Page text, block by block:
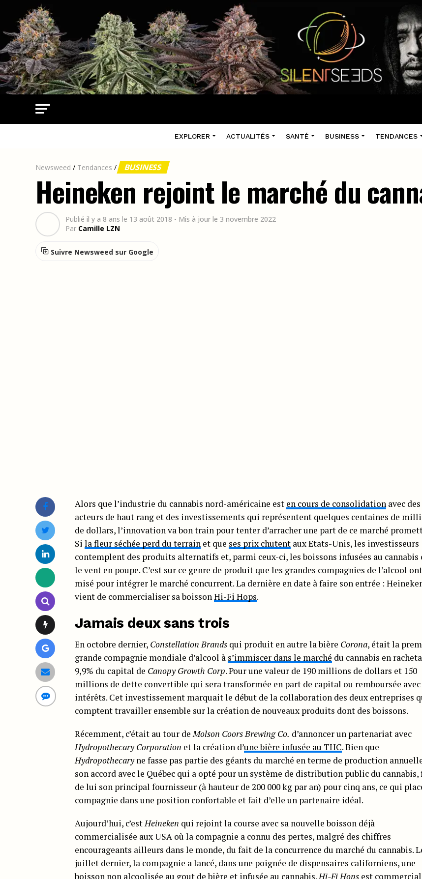
EXPLORER ACTUALITÉS SANTÉ BUSINESS TENDANCES
Newsweed / Tendances / BUSINESS
Heineken rejoint le marché du
Publié il y a 8 ans le 13 août 2018 - Mis à jour le 3 novembre 2022
Par Camille LZN
Suivre Newsweed sur Google
Alors que l’industrie du cannabis nord-américaine est en cours de consolidation avec des
acteurs de haut rang et des investissements qui représentent quelques centaines de
de dollars, l’innovation va bon train pour tenter d’arracher une part de ce marché
Si la fleur séchée perd du terrain et que ses prix chutent aux Etats-Unis, les investisseurs
contemplent des produits alternatifs et, parmi ceux-ci, les boissons infusées au cannabis
le vent en poupe. C’est sur ce genre de produit que les grandes compagnies de l’alcool ont
misé pour intégrer le marché concurrent. La dernière en date à faire son entrée :
vient de commercialiser sa boissonHi-Fi Hops.
Jamais deux sans trois
En octobre dernier, Constellation Brands qui produit en autre la bière Corona, était la
grande compagnie mondiale d’alcool à s’immiscer dans le marché du cannabis en
9,9% du capital de Canopy Growth Corp. Pour une valeur de 190 millions de dollars et 150
millions de dette convertible qui sera transformée en part de capital ou remboursée avec
intérêts. Cet investissement marquait le début de la collaboration des deux entreprises
comptent travailler ensemble sur la création de nouveaux produits dont des boissons.
Récemment, c’était au tour deMolson Coors Brewing Co. d’annoncer un partenariat avec
Hydropothecary Corporation et la création d’une bière infusée au THC. Bien que
Hydropothecaryne fasse pas partie des géants du marché en terme de production
son accord avec le Québec qui a opté pour un système de distribution public du
de lui son principal fournisseur (à hauteur de 200 000 kg par an) pour cinq ans, ce qui
compagnie dans une position confortable et fait d’elle un partenaire idéal.
Aujourd’hui, c’estHeineken qui rejoint la course avec sa nouvelle boisson déjà
commercialisée aux USA où la compagnie a connu des pertes, malgré des chiffres
encourageants ailleurs dans le monde, du fait de la concurrence du marché du cannabis.
juillet dernier, la compagnie a lancé, dans une poignée de dispensaires californiens, une
boisson non alcoolisée au gout de bière et infusée au cannabis.Hi-Fi Hops est